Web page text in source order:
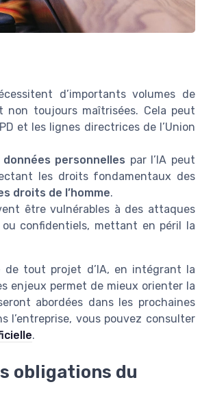
d’importants volumes de
non toujours maîtrisées. Cela peut
et les lignes directrices de l’Union
personnelles par l’IA peut
les droits fondamentaux des
droits de l’homme.
être vulnérables à des attaques
confidentiels, mettant en péril la
de tout projet d’IA, en intégrant la
enjeux permet de mieux orienter la
abordées dans les prochaines
l’entreprise, vous pouvez consulter
.
obligations du